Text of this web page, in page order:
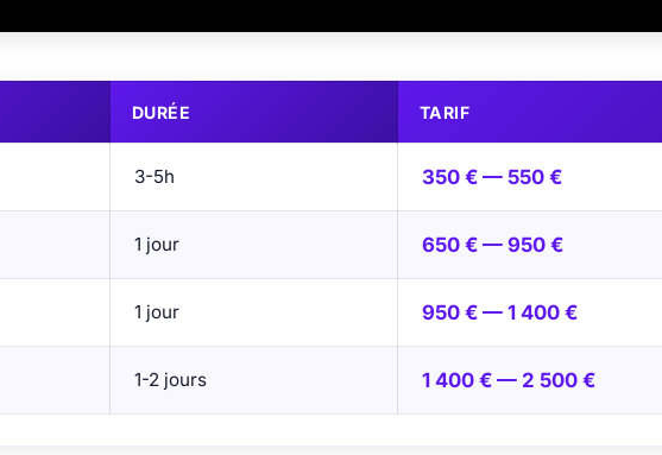
DURÉE TARIF
3-5h 350 € — 550 €
1 jour 650 € — 950 €
1 jour 950 € — 1 400 €
1-2 jours 1 400 € — 2 500 €